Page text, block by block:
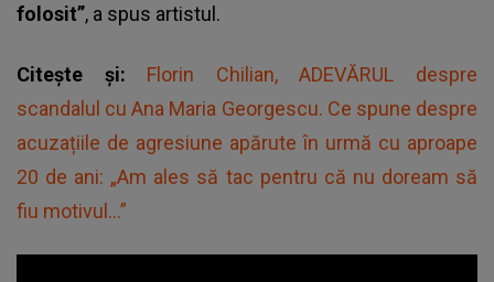
folosit”, a spus artistul.
Citește și: Florin Chilian, ADEVĂRUL despre
scandalul cu Ana Maria Georgescu. Ce spune despre
acuzațiile de agresiune apărute în urmă cu aproape
20 de ani: „Am ales să tac pentru că nu doream să
fiu motivul...”